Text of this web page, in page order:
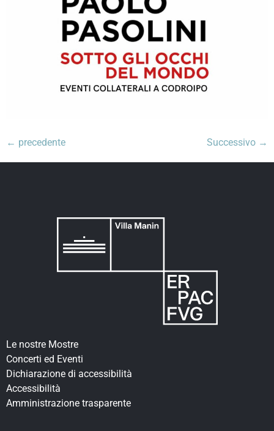
← precedente Successivo →
Le nostre Mostre
Concerti ed Eventi
Dichiarazione di accessibilità
Accessibilità
Amministrazione trasparente